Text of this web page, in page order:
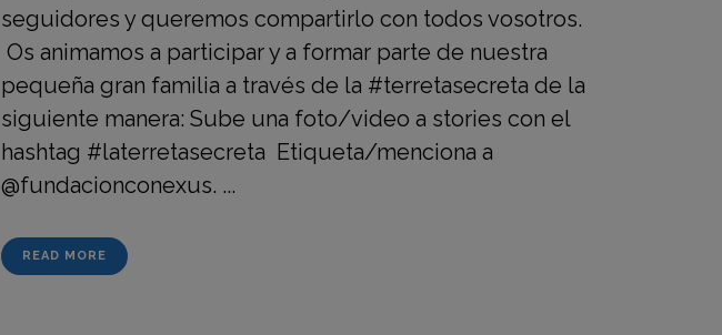
seguidores y queremos compartirlo con todos vosotros.
Os animamos a participar y a formar parte de nuestra
pequeña gran familia a través de la #terretasecreta de la
siguiente manera: Sube una foto/video a stories con el
hashtag #laterretasecreta Etiqueta/menciona a
@fundacionconexus. ...
READ MORE